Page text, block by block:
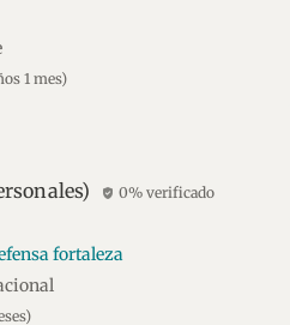
1 mes)
verified_user 0% verificado
fortaleza